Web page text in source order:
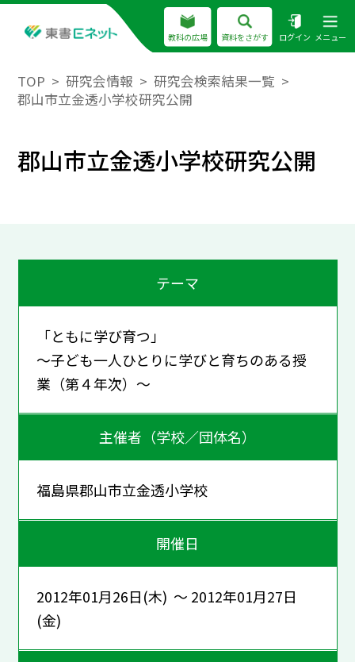
教科の広場 資料をさがす ログイン メニュー
TOP 研究会情報
研究会検索結果一覧
郡山市立金透小学校研究公開
郡山市立金透小学校研究公開
テーマ
「ともに学び育つ」
～子ども一人ひとりに学びと育ちのある授
業（第４年次）～
主催者（学校／団体名）
福島県郡山市立金透小学校
開催日
2012年01月26日(木) ～ 2012年01月27日
(金)